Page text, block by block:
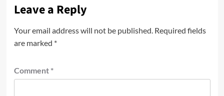
Leave a Reply
Your email address will not be published. Required fields
are marked *
Comment *